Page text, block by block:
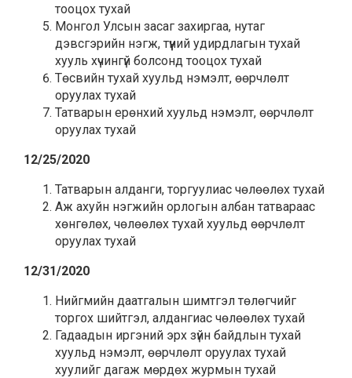
тооцох тухай
Монгол Улсын засаг захиргаа, нутаг
дэвсгэрийн нэгж, түүний удирдлагын тухай
хууль хүчингүй болсонд тооцох тухай
Төсвийн тухай хуульд нэмэлт, өөрчлөлт
оруулах тухай
Татварын ерөнхий хуульд нэмэлт, өөрчлөлт
оруулах тухай
12/25/2020
Татварын алданги, торгуулиас чөлөөлөх тухай
Аж ахуйн нэгжийн орлогын албан татвараас
хөнгөлөх, чөлөөлөх тухай хуульд өөрчлөлт
оруулах тухай
12/31/2020
Нийгмийн даатгалын шимтгэл төлөгчийг
торгох шийтгэл, алдангиас чөлөөлөх тухай
Гадаадын иргэний эрх зүйн байдлын тухай
хуульд нэмэлт, өөрчлөлт оруулах тухай
хуулийг дагаж мөрдөх журмын тухай